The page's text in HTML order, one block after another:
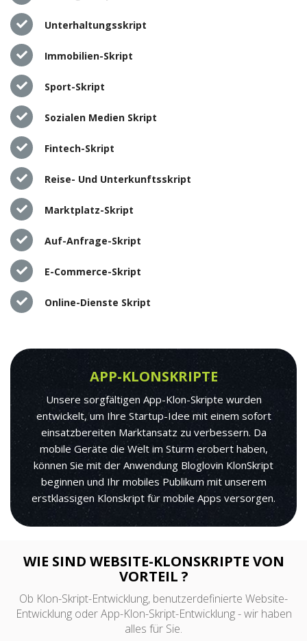
Unterhaltungsskript
Immobilien-Skript
Sport-Skript
Sozialen Medien Skript
Fintech-Skript
Reise- Und Unterkunftsskript
Marktplatz-Skript
Auf-Anfrage-Skript
E-Commerce-Skript
Online-Dienste Skript
APP-KLONSKRIPTE
Unsere sorgfältigen App-Klon-Skripte wurden
entwickelt, um Ihre Startup-Idee mit einem sofort
einsatzbereiten Marktansatz zu verbessern. Da
mobile Geräte die Welt im Sturm erobert haben,
können Sie mit der Anwendung Bloglovin KlonSkript
beginnen und Ihr mobiles Publikum mit unserem
erstklassigen Klonskript für mobile Apps versorgen.
WIE SIND WEBSITE-KLONSKRIPTE VON
VORTEIL ?
Ob Klon-Skript-Entwicklung, benutzerdefinierte Website-
Entwicklung oder App-Klon-Skript-Entwicklung - wir haben
alles für Sie.